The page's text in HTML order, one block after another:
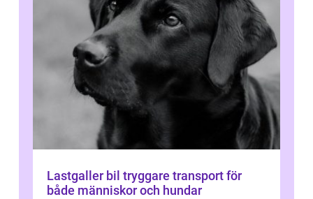
Lastgaller bil tryggare transport för
både människor och hundar